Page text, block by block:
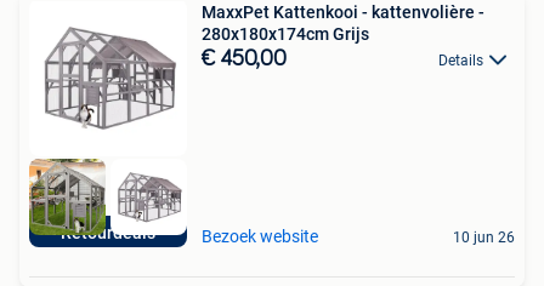
Retourdeals
MaxxPet Kattenkooi - kattenvolière -
280x180x174cm Grijs
€ 450,00 Details
Bezoek website 10 jun 26